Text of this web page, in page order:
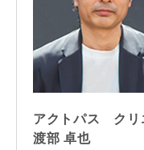
アクトパス クリ
渡部 卓也